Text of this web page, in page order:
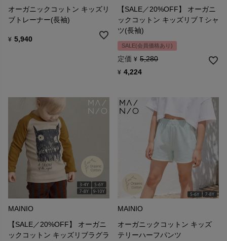
オーガニックコットン キッズリ
ブトレーナー(長袖)
¥ 5,940
【SALE／20%OFF】 オーガニ
ックコットン キッズリブＴシャ
ツ(長袖)
SALE(会員価格あり)
定価 ¥ 5,280
¥ 4,224
MAINIO
【SALE／20%OFF】 オーガニ
ックコットン キッズリブラグラ
MAINIO
オーガニックコットン キッズ
テリーハーフパンツ